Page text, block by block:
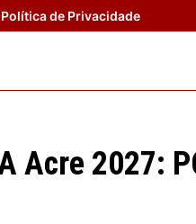
Política de Privacidade
Acre 2027: